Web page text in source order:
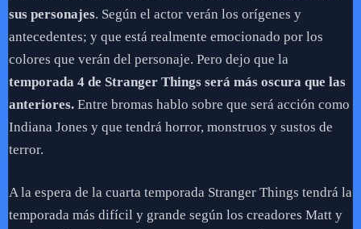
sus personajes. Según el actor verán los orígenes y
antecedentes; y que está realmente emocionado por los
colores que verán del personaje. Pero dejo que la
temporada 4 de Stranger Things será más oscura que las
anteriores. Entre bromas hablo sobre que será acción como
Indiana Jones y que tendrá horror, monstruos y sustos de
terror.
A la espera de la cuarta temporada Stranger Things tendrá la
temporada más difícil y grande según los creadores Matt y